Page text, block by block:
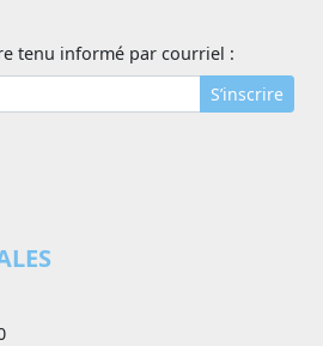
tenu informé par courriel :
S’inscrire